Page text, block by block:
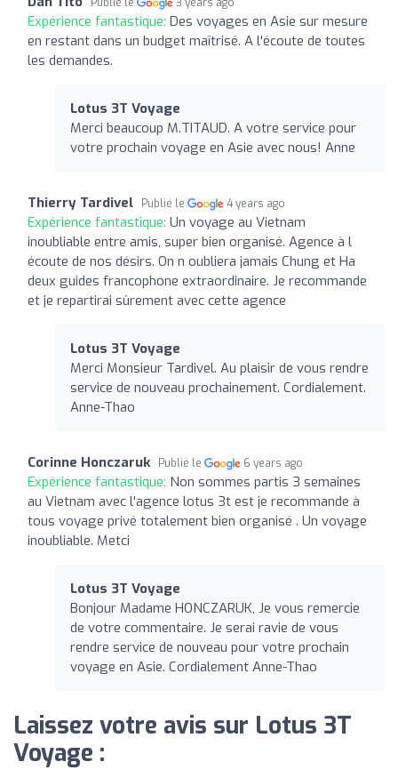
Expérience fantastique: Des voyages en Asie sur mesure
en restant dans un budget maîtrisé. A l'écoute de toutes
les demandes.
Lotus 3T Voyage
Merci beaucoup M.TITAUD. A votre service pour
votre prochain voyage en Asie avec nous! Anne
Thierry Tardivel Publié le 4 years ago
Expérience fantastique: Un voyage au Vietnam
inoubliable entre amis, super bien organisé. Agence à l
écoute de nos désirs. On n oubliera jamais Chung et Ha
deux guides francophone extraordinaire. Je recommande
et je repartirai sûrement avec cette agence
Lotus 3T Voyage
Merci Monsieur Tardivel. Au plaisir de vous rendre
service de nouveau prochainement. Cordialement.
Anne-Thao
Corinne Honczaruk Publié le 6 years ago
Expérience fantastique: Non sommes partis 3 semaines
au Vietnam avec l'agence lotus 3t est je recommande à
tous voyage privé totalement bien organisé . Un voyage
inoubliable. Metci
Lotus 3T Voyage
Bonjour Madame HONCZARUK, Je vous remercie
de votre commentaire. Je serai ravie de vous
rendre service de nouveau pour votre prochain
voyage en Asie. Cordialement Anne-Thao
Laissez votre avis sur Lotus 3T
Voyage :